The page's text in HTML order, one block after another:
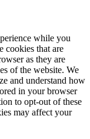
while you
cookies that are
as they are
of the website. We
and understand how
in your browser
to opt-out of these
may affect your